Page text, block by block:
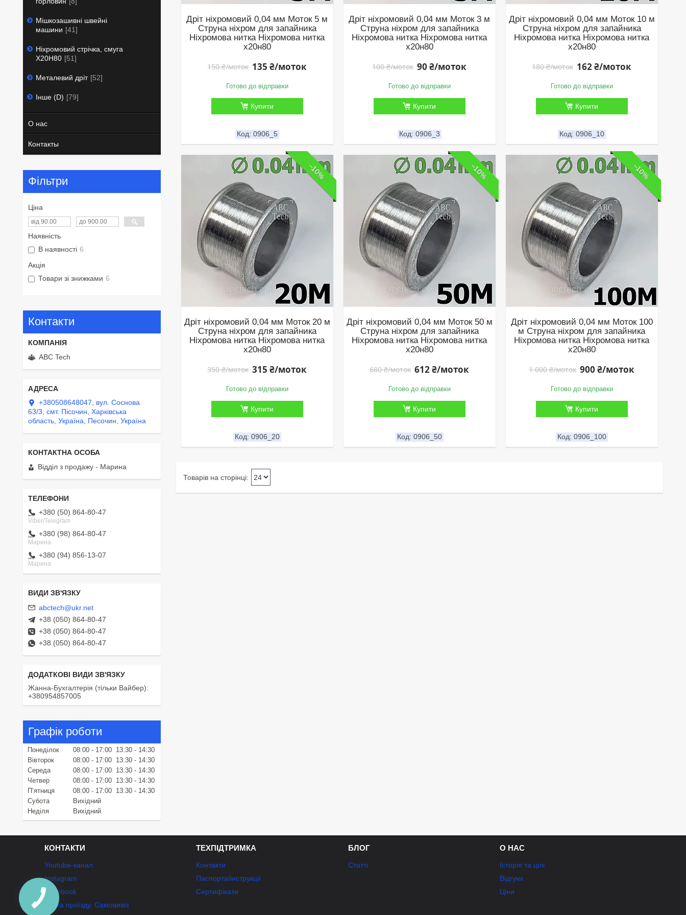
Дріт ніхромовий 0,04 мм Моток 5 м
Струна ніхром для запайника
Ніхромова нитка Ніхромова нитка
х20н80
150 ₴/моток 135 ₴/моток
Готово до відправки
Купити
0906_5
Дріт ніхромовий 0,04 мм Моток 3 м
Струна ніхром для запайника
Ніхромова нитка Ніхромова нитка
х20н80
100 ₴/моток 90 ₴/моток
Готово до відправки
Купити
0906_3
Дріт ніхромовий 0,04 мм Моток 10 м
Струна ніхром для запайника
Ніхромова нитка Ніхромова нитка
х20н80
180 ₴/моток 162 ₴/моток
Готово до відправки
Купити
0906_10
–10%
Дріт ніхромовий 0,04 мм Моток 20 м
Струна ніхром для запайника
Ніхромова нитка Ніхромова нитка
х20н80
350 ₴/моток 315 ₴/моток
Готово до відправки
Купити
0906_20
–10%
Дріт ніхромовий 0,04 мм Моток 50 м
Струна ніхром для запайника
Ніхромова нитка Ніхромова нитка
х20н80
680 ₴/моток 612 ₴/моток
Готово до відправки
Купити
0906_50
–10%
Дріт ніхромовий 0,04 мм Моток 100
м Струна ніхром для запайника
Ніхромова нитка Ніхромова нитка
х20н80
1 000 ₴/моток 900 ₴/моток
Готово до відправки
Купити
0906_100
Мішкозашивні швейні
машини
41
Ніхромовий стрічка, смуга
Х20Н80
51
Металевий дріт 52
Інше (D) 79
О нас
Контакты
Фільтри
Ціна
Наявність
В наявності 6
Акція
Товари зі знижками 6
Контакти
ABC Tech
+380508648047, вул. Соснова
63/3, смт. Пісочин, Харківська
область, Україна, Песочин, Україна
Відділ з продажу - Марина
+380 (50) 864-80-47
Viber/Telegram
+380 (98) 864-80-47
Марина
+380 (94) 856-13-07
Марина
abctech@ukr.net
+38 (050) 864-80-47
+38 (050) 864-80-47
+38 (050) 864-80-47
Жанна-Бухгалтерія (тільки Вайбер)
+380954857005
Графік роботи
Понеділок 08:00 17:00 13:30
14:30
Вівторок
08:00 17:00 13:30
14:30
Середа
08:00 17:00 13:30
14:30
Четвер
08:00 17:00 13:30
14:30
Пʼятниця
08:00 17:00 13:30
14:30
Субота
Вихідний
Неділя
Вихідний
КОНТАКТИ
Youtube-канал
Instagram
Facebook
Карта проїзду. Самовивіз
ТЕХПІДТРИМКА
Контакти
Паспорта/інструкції
Сертифікати
БЛОГ
Статті
О НАС
Історія та цілі
Відгуки
Ціни